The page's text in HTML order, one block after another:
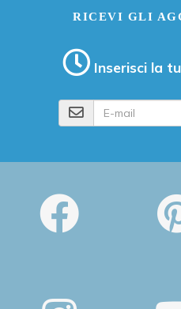
RICEVI GLI
Inserisci la